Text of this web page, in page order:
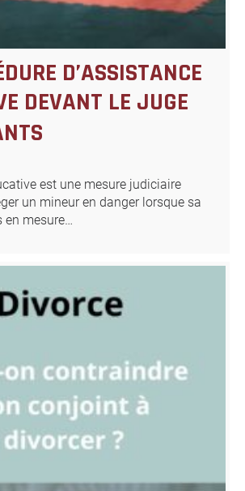
D’ASSISTANCE
DEVANT LE JUGE
est une mesure judiciaire
un mineur en danger lorsque sa
en mesure…